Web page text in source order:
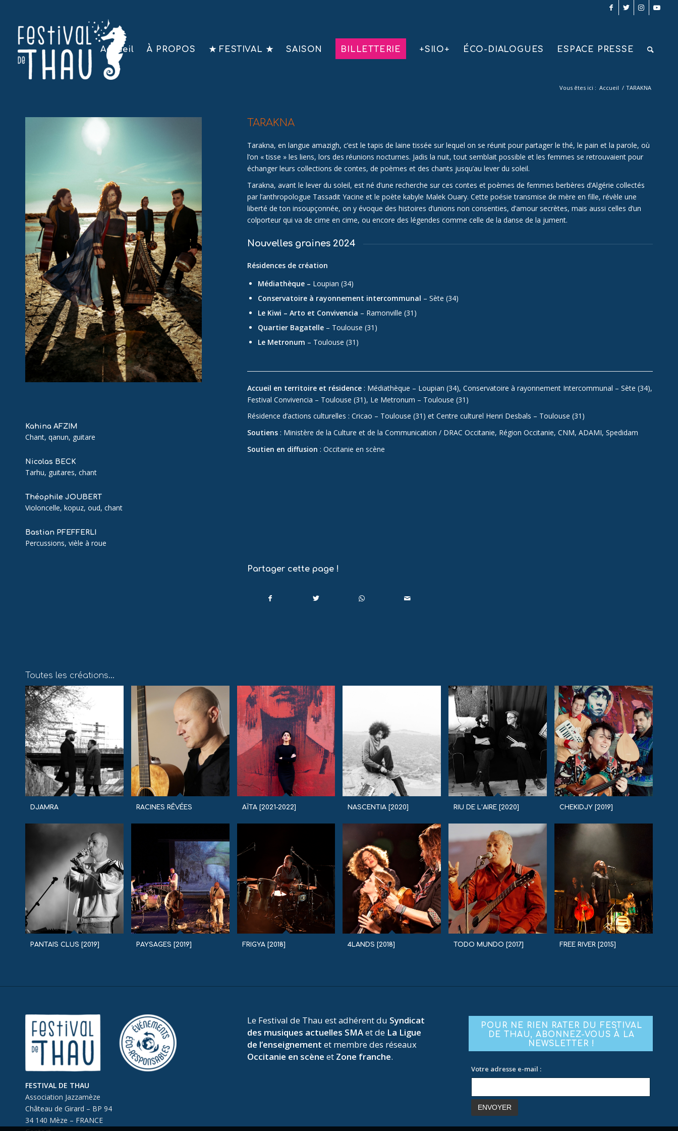
Accueil À PROPOS ★ FESTIVAL ★ SAISON BILLETTERIE +SIlO+ ÉCO-DIALOGUES ESPACE PRESSE
Vous êtes ici : Accueil / TARAKNA
Kahina AFZIM
Chant, qanun, guitare
Nicolas BECK
Tarhu, guitares, chant
Théophile JOUBERT
Violoncelle, kopuz, oud, chant
Bastian PFEFFERLI
Percussions, vièle à roue
TARAKNA
Tarakna, en langue amazigh, c’est le tapis de laine tissée sur lequel on se réunit pour partager le thé, le pain et la parole, où
l’on « tisse » les liens, lors des réunions nocturnes. Jadis la nuit, tout semblait possible et les femmes se retrouvaient pour
échanger leurs collections de contes, de poèmes et des chants jusqu’au lever du soleil.
Tarakna, avant le lever du soleil, est né d’une recherche sur ces contes et poèmes de femmes berbères d’Algérie collectés
par l’anthropologue Tassadit Yacine et le poète kabyle Malek Ouary. Cette poésie transmise de mère en fille, révèle une
liberté de ton insoupçonnée, on y évoque des histoires d’unions non consenties, d’amour secrètes, mais aussi celles d’un
colporteur qui va de cime en cime, ou encore des légendes comme celle de la danse de la jument.
Nouvelles graines 2024
Résidences de création
Médiathèque – Loupian (34)
Conservatoire à rayonnement intercommunal – Sète (34)
Le Kiwi – Arto et Convivencia – Ramonville (31)
Quartier Bagatelle– Toulouse (31)
Le Metronum – Toulouse (31)
Accueil en territoire et résidence: Médiathèque – Loupian (34), Conservatoire à rayonnement Intercommunal – Sète (34),
Festival Convivencia – Toulouse (31), Le Metronum – Toulouse (31)
Résidence d’actions culturelles : Cricao – Toulouse (31) et Centre culturel Henri Desbals – Toulouse (31)
Soutiens: Ministère de la Culture et de la Communication / DRAC Occitanie, Région Occitanie, CNM, ADAMI, Spedidam
Soutien en diffusion : Occitanie en scène
Partager cette page !
Toutes les créations…
DJAMRA RACINES RÊVÉES AÏTA [2021-2022] NASCENTIA [2020] RIU DE L’AIRE [2020] CHEKIDJY [2019]
PANTAIS CLUS [2019] PAYSAGES [2019] FRIGYA [2018] 4LANDS [2018] TODO MUNDO [2017] FREE RIVER [2015]
FESTIVAL DE THAU
Association Jazzamèze
Château de Girard – BP 94
34 140 Mèze – FRANCE
Le Festival de Thau est adhérent du Syndicat
des musiques actuelles SMAet de La Ligue
de l’enseignement et membre des réseaux
Occitanie en scène et Zone franche.
POUR NE RIEN RATER DU FESTIVAL
DE THAU, ABONNEZ-VOUS À LA
NEWSLETTER !
Votre adresse e-mail :